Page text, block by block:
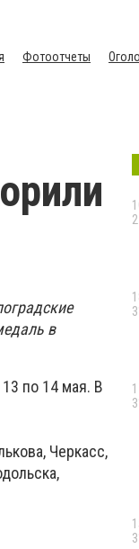
Фотоотчеты
в
по 14 мая. В
Черкасс,